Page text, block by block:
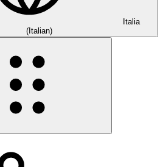
Italia
(Italian)